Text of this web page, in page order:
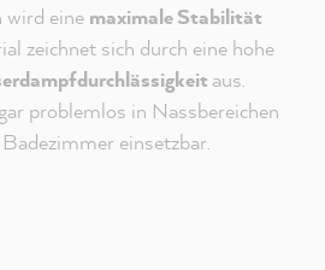
wird eine maximale Stabilität
zeichnet sich durch eine hohe
aus.
problemlos in Nassbereichen
einsetzbar.
Inhalt vom
Kanal
du ein externes Video von